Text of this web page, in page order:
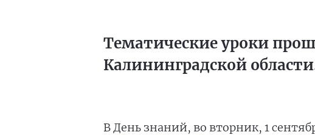
Тематические уроки
Калининградской
В День знаний, во вторник, 1